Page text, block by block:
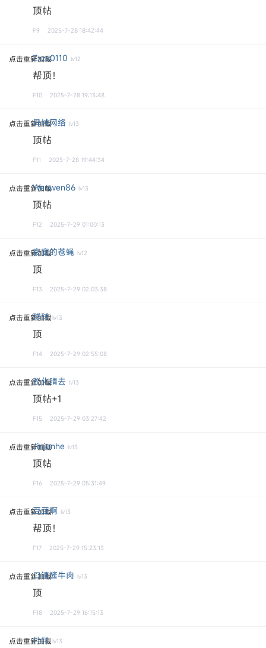
顶帖
F9 2025-7-28 18:42:44
点击重新加载
Zxzx0110 lv12
帮顶！
F10 2025-7-28 19:13:48
点击重新加载
异域网络 lv13
顶帖
F11 2025-7-28 19:44:34
点击重新加载Wenwen86 lv13
顶帖
F12 2025-7-29 01:00:13
点击重新加载寂寞的苍蝇 lv12
顶
F13 2025-7-29 02:03:38
点击重新加载
球球 lv13
顶
F14 2025-7-29 02:55:08
点击重新加载
驳化腈去 lv13
顶帖+1
F15 2025-7-29 03:27:42
点击重新加载
Jinjunhe lv13
顶帖
F16 2025-7-29 05:31:49
点击重新加载
豆豆啊 lv13
帮顶！
F17 2025-7-29 15:23:13
点击重新加载口镇酱牛肉 lv13
顶
F18 2025-7-29 16:15:13
点击重新加载
冄冄 lv13